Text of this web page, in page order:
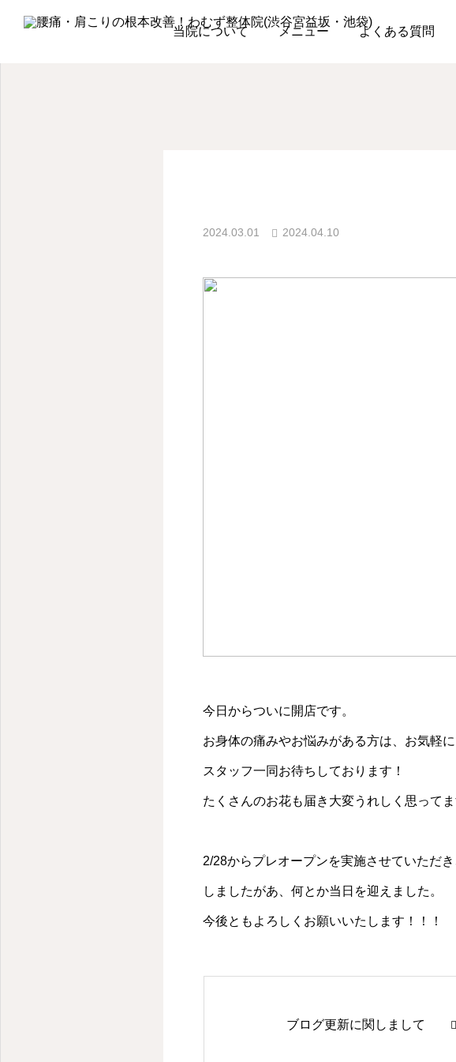
当院について メニュー よくある質問
院ブログ 院ブログ 本日オープン
2024.03.01 2024.04.10
今日からついに開店です。
お身体の痛みやお悩みがある方は、お気軽に
スタッフ一同お待ちしております！
たくさんのお花も届き大変うれしく思ってま
2/28からプレオープンを実施させていただ
しましたがあ、何とか当日を迎えました。
今後ともよろしくお願いいたします！！！
ブログ更新に関しまして